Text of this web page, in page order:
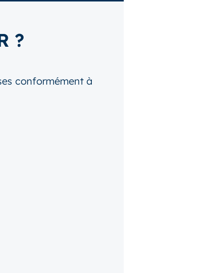
?
conformément à